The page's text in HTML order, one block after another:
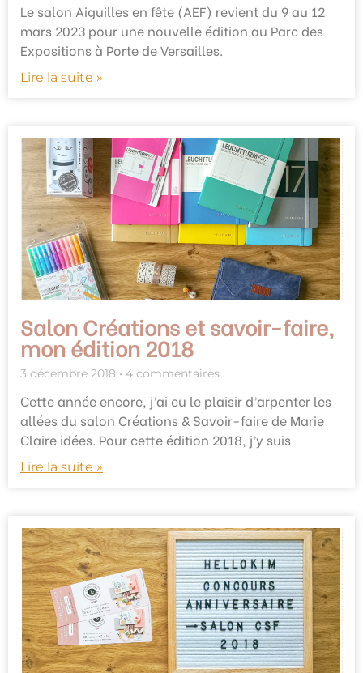
Le salon Aiguilles en fête (AEF) revient du 9 au 12
mars 2023 pour une nouvelle édition au Parc des
Expositions à Porte de Versailles.
Lire la suite »
Salon Créations et savoir-faire,
mon édition 2018
3 décembre 2018 4 commentaires
Cette année encore, j’ai eu le plaisir d’arpenter les
allées du salon Créations & Savoir-faire de Marie
Claire idées. Pour cette édition 2018, j’y suis
Lire la suite »